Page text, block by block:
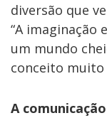
diversão que
“A imaginação
um mundo
conceito muito
A